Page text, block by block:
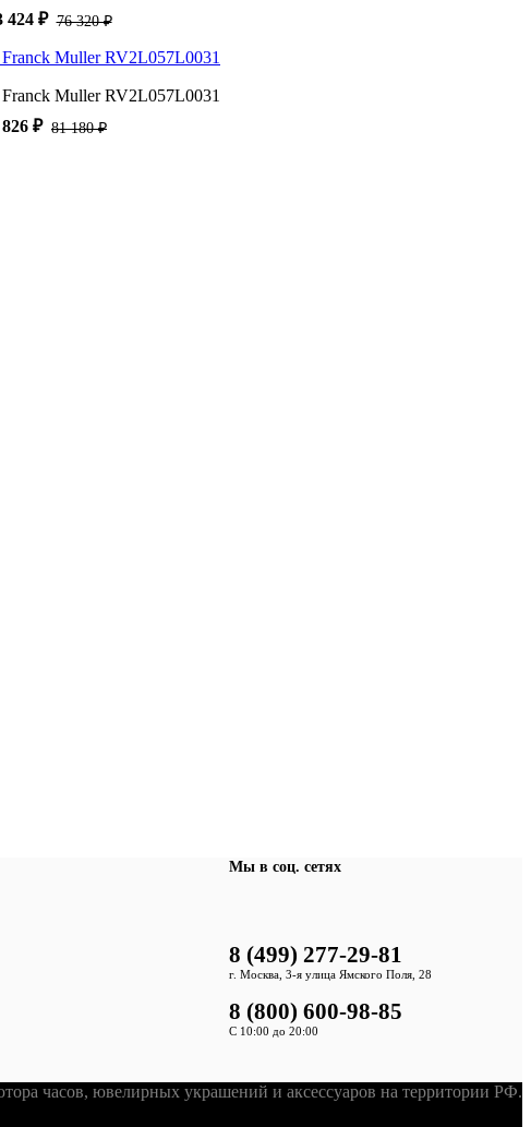
424 ₽ 76 320 ₽
Muller RV2L057L0031
₽ 81 180 ₽
Мы в соц. сетях
8 (499) 277-29-81
г. Москва, 3-я улица Ямского Поля, 28
8 (800) 600-98-85
С 10:00 до 20:00
часов, ювелирных украшений и аксессуаров на территории РФ.